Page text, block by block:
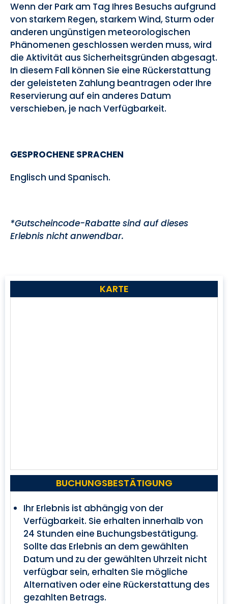
Wenn der Park am Tag Ihres Besuchs aufgrund
von starkem Regen, starkem Wind, Sturm oder
anderen ungünstigen meteorologischen
Phänomenen geschlossen werden muss, wird
die Aktivität aus Sicherheitsgründen abgesagt.
In diesem Fall können Sie eine Rückerstattung
der geleisteten Zahlung beantragen oder Ihre
Reservierung auf ein anderes Datum
verschieben, je nach Verfügbarkeit.
GESPROCHENE SPRACHEN
Englisch und Spanisch.
*Gutscheincode-Rabatte sind auf dieses
Erlebnis nicht anwendbar.
KARTE
BUCHUNGSBESTÄTIGUNG
Ihr Erlebnis ist abhängig von der
Verfügbarkeit. Sie erhalten innerhalb von
24 Stunden eine Buchungsbestätigung.
Sollte das Erlebnis an dem gewählten
Datum und zu der gewählten Uhrzeit nicht
verfügbar sein, erhalten Sie mögliche
Alternativen oder eine Rückerstattung des
gezahlten Betrags.